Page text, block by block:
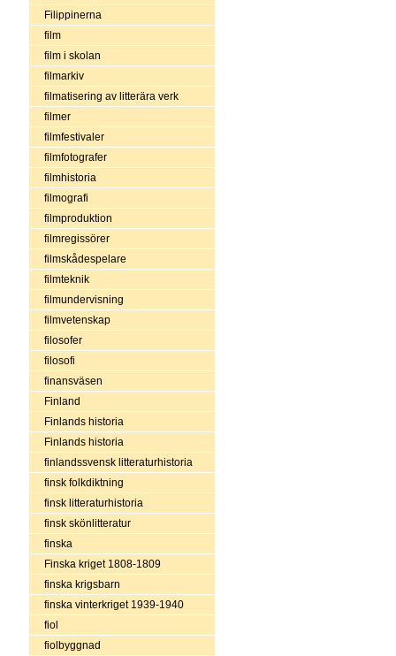
Filippinerna
film
film i skolan
filmarkiv
filmatisering av litterära verk
filmer
filmfestivaler
filmfotografer
filmhistoria
filmografi
filmproduktion
filmregissörer
filmskådespelare
filmteknik
filmundervisning
filmvetenskap
filosofer
filosofi
finansväsen
Finland
Finlands historia
Finlands historia
finlandssvensk litteraturhistoria
finsk folkdiktning
finsk litteraturhistoria
finsk skönlitteratur
finska
Finska kriget 1808-1809
finska krigsbarn
finska vinterkriget 1939-1940
fiol
fiolbyggnad